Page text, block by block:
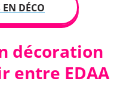
EN DÉCO
décoration
entre EDAA